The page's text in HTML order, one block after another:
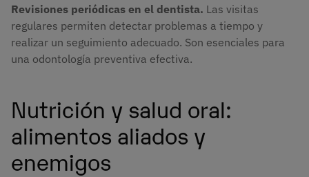
Revisiones periódicas en el dentista. Las visitas
regulares permiten detectar problemas a tiempo y
realizar un seguimiento adecuado. Son esenciales para
una odontología preventiva efectiva.
Nutrición y salud oral:
alimentos aliados y
enemigos